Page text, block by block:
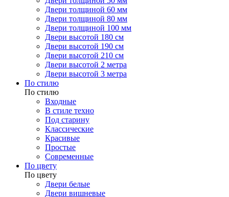
Двери толщиной 60 мм
Двери толщиной 80 мм
Двери толщиной 100 мм
Двери высотой 180 см
Двери высотой 190 см
Двери высотой 210 см
Двери высотой 2 метра
Двери высотой 3 метра
По стилю
По стилю
Входные
В стиле техно
Под старину
Классические
Красивые
Простые
Современные
По цвету
По цвету
Двери белые
Двери вишневые